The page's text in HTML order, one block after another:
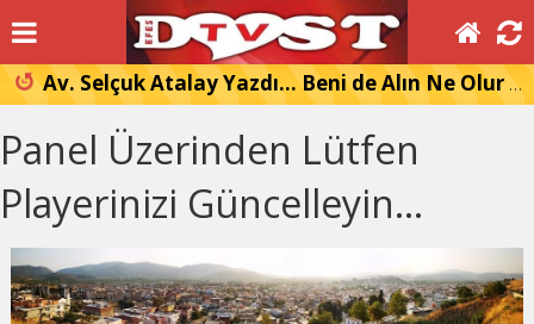
Av. Selçuk Atalay Yazdı… Beni de Alın Ne Olur Koynunuza Hatıralar…
Panel Üzerinden Lütfen
Playerinizi Güncelleyin...